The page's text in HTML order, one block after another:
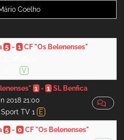
5- 1 CF "Os Belenenses"
V
1- 1 SL Benfica
2018 21:00
TV 1
E
5- 0 CF "Os Belenenses"